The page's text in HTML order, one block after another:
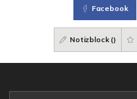
Facebook
Notizblock ()